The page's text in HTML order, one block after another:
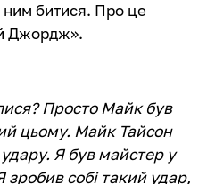
ним битися. Про це
Джордж‎».
Просто Майк був
цьому. Майк Тайсон
Я був майстер у
зробив собі такий удар,